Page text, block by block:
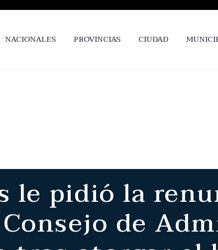
NACIONALES PROVINCIAS CIUDAD
le pidió la
de